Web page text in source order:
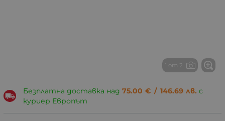
1 от 2
Безплатна доставка над 75.00 € / 146.69 лв. с
куриер Европът